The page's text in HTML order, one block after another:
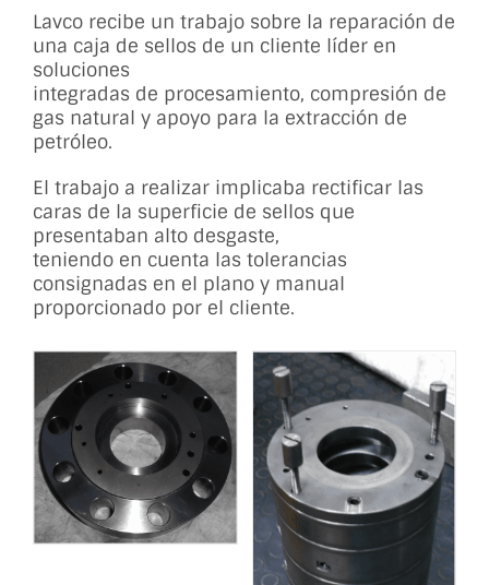
Lavco recibe un trabajo sobre la reparación de
una caja de sellos de un cliente líder en
soluciones
integradas de procesamiento, compresión de
gas natural y apoyo para la extracción de
petróleo.
El trabajo a realizar implicaba rectificar las
caras de la superficie de sellos que
presentaban alto desgaste,
teniendo en cuenta las tolerancias
consignadas en el plano y manual
proporcionado por el cliente.